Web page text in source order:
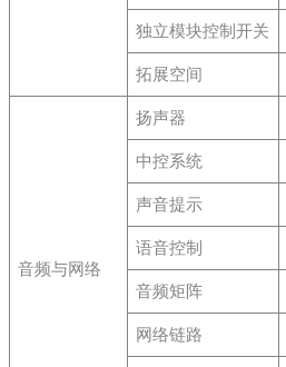
独立模块控制开关
拓展空间
音频与网络
扬声器
中控系统
声音提示
语音控制
音频矩阵
网络链路